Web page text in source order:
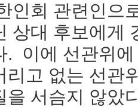
인회 관련인으
상대 후보에게
. 이에 선관위
리고 없는 선관
을 서슴지 않았